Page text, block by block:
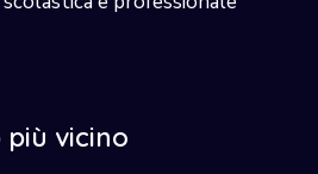
più vicino